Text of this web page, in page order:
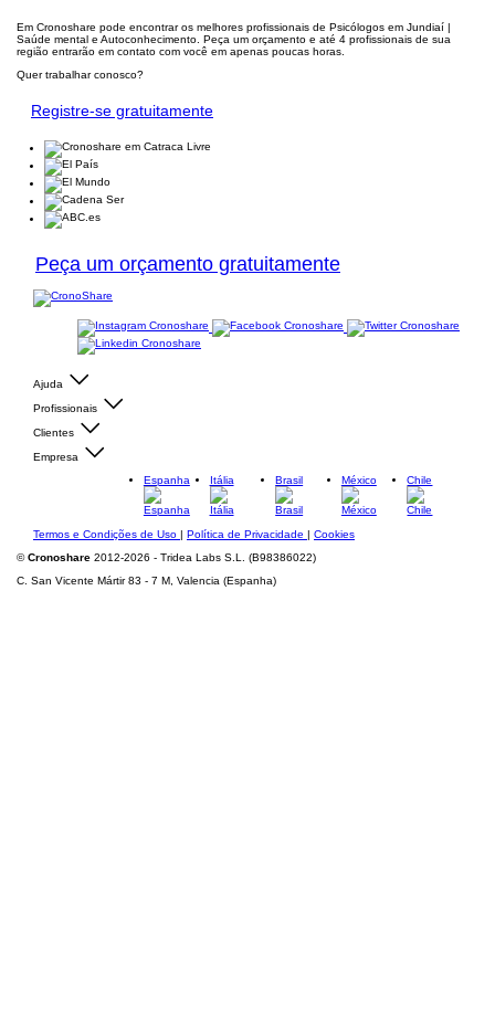
Em Cronoshare pode encontrar os melhores profissionais de Psicólogos em Jundiaí |
Saúde mental e Autoconhecimento. Peça um orçamento e até 4 profissionais de sua
região entrarão em contato com você em apenas poucas horas.
Quer trabalhar conosco?
Registre-se gratuitamente
Peça um orçamento gratuitamente
Ajuda
Profissionais
Clientes
Empresa
Espanha
Itália Brasil México Chile
Termos e Condições de Uso | Política de Privacidade | Cookies
©Cronoshare 2012-2026 - Tridea Labs S.L. (B98386022)
C. San Vicente Mártir 83 - 7 M, Valencia (Espanha)